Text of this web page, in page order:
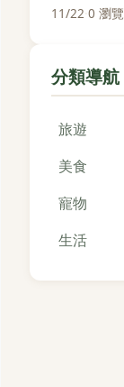
11/22·0 瀏覽
分類導航
旅遊
美食
寵物
生活